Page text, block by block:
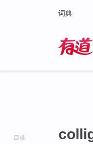
词典
目录